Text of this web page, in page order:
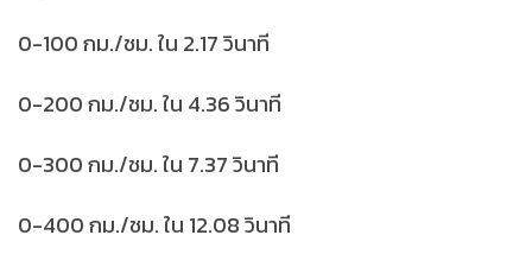
0-100 กม./ชม. ใน 2.17 วินาที
0-200 กม./ชม. ใน 4.36 วินาที
0-300 กม./ชม. ใน 7.37 วินาที
0-400 กม./ชม. ใน 12.08 วินาที